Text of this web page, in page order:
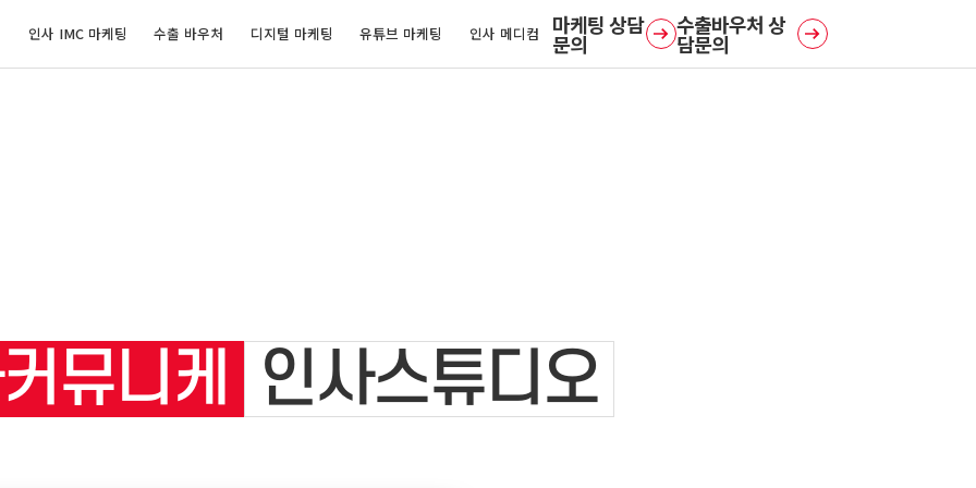
인사 IMC 마케팅 수출 바우처 디지털 마케팅 유튜브 마케팅 인사 메디컴 문의 담문의
인사스튜디오